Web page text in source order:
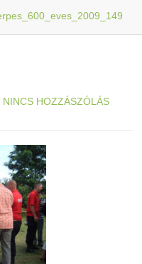
NINCS HOZZÁSZÓLÁS